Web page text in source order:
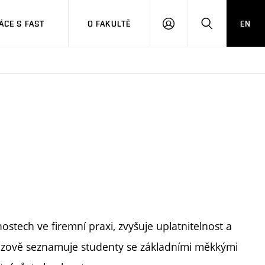
S FAST O FAKULTĚ
PŘIHLÁSITHLEDAT
EN
ve firemní praxi, zvyšuje uplatnitelnost a
seznamuje studenty se základními měkkými